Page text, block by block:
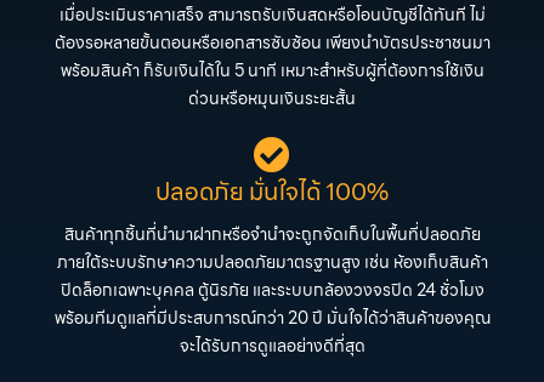
เมื่อประเมินราคาเสร็จ สามารถรับเงินสดหรือโอนบัญชีได้ทันที ไม่
ต้องรอหลายขั้นตอนหรือเอกสารซับซ้อน เพียงนำบัตรประชาชนมา
พร้อมสินค้า ก็รับเงินได้ใน 5 นาที เหมาะสำหรับผู้ที่ต้องการใช้เงิน
ด่วนหรือหมุนเงินระยะสั้น
ปลอดภัย มั่นใจได้ 100%
สินค้าทุกชิ้นที่นำมาฝากหรือจำนำจะถูกจัดเก็บในพื้นที่ปลอดภัย
ภายใต้ระบบรักษาความปลอดภัยมาตรฐานสูง เช่น ห้องเก็บสินค้า
ปิดล็อกเฉพาะบุคคล ตู้นิรภัย และระบบกล้องวงจรปิด 24 ชั่วโมง
พร้อมทีมดูแลที่มีประสบการณ์กว่า 20 ปี มั่นใจได้ว่าสินค้าของคุณ
จะได้รับการดูแลอย่างดีที่สุด